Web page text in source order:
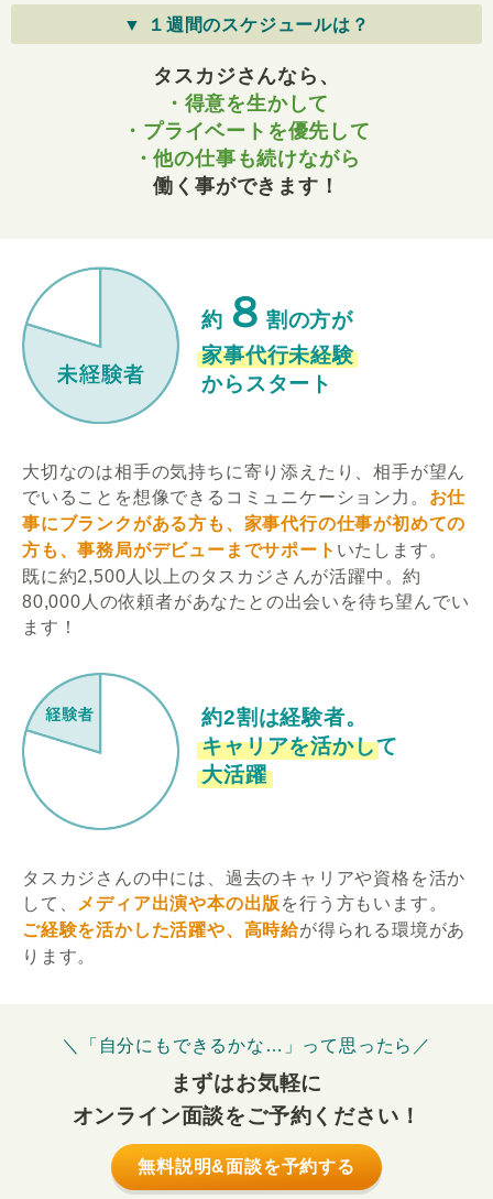
▼ １週間のスケジュールは？
タスカジさんなら、
・得意を生かして
・プライベートを優先して
・他の仕事も続けながら
働く事ができます！
約 ８ 割の方が
家事代行未経験
からスタート
大切なのは相手の気持ちに寄り添えたり、相手が望ん
でいることを想像できるコミュニケーション力。 お仕
事にブランクがある方も、家事代行の仕事が初めての
方も、事務局がデビューまでサポート いたします。
既に約2,500人以上のタスカジさんが活躍中。約
80,000人の依頼者があなたとの出会いを待ち望んでい
ます！
約2割は経験者。
キャリアを活かして
大活躍
タスカジさんの中には、過去のキャリアや資格を活か
して、
メディア出演や本の出版 を行う方もいます。
ご経験を活かした活躍や、高時給が得られる環境があ
ります。
＼「自分にもできるかな…」って思ったら／
まずはお気軽に
オンライン面談をご予約ください！
無料説明&面談を予約する